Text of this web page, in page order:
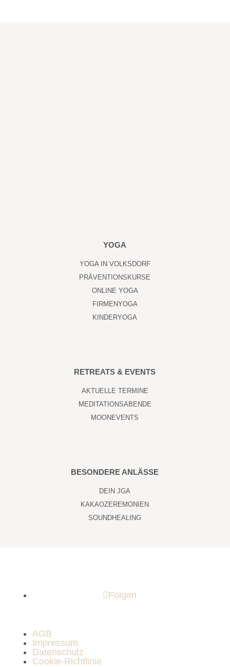
YOGA
YOGA IN VOLKSDORF
PRÄVENTIONSKURSE
ONLINE YOGA
FIRMENYOGA
KINDERYOGA
RETREATS & EVENTS
AKTUELLE TERMINE
MEDITATIONSABENDE
MOONEVENTS
BESONDERE ANLÄSSE
DEIN JGA
KAKAOZEREMONIEN
SOUNDHEALING
Folgen
AGB
Impressum
Datenschutz
Cookie-Richtlinie